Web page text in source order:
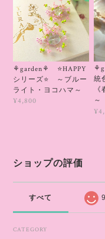
⚘garden⚘ ⭐HAPPY
シリーズ⭐ ～ブルー
ライト・ヨコハマ～
¥4,800
統
～
ショップの評価
すべて 9
CATEGORY